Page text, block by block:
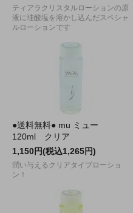
ティアラクリスタルローションの原
液に珪酸塩を溶かし込んだスペシャ
ルローションです
●送料無料● mu ミュー
120ml クリア
1,150円(税込1,265円)
潤い与えるクリアタイプローショ
ン！